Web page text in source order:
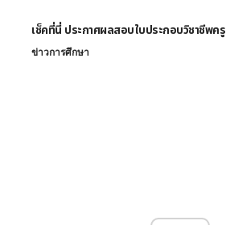
เช็คที่นี่ ประกาศผลสอบใบประกอบวิชาชีพครู
ข่าวการศึกษา